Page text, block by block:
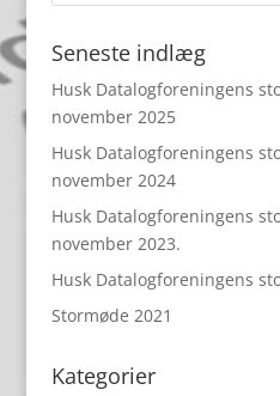
Seneste indlæg
Husk Datalogforeningens
november 2025
Husk Datalogforeningens
november 2024
Husk Datalogforeningens
november 2023.
Husk Datalogforeningens
Stormøde 2021
Kategorier